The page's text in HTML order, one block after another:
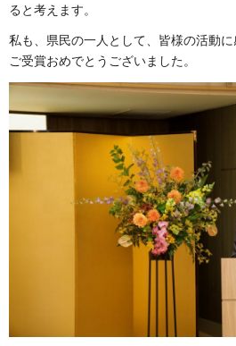
ると考えます。
私も、県民の一人として、皆様の活動に
ご受賞おめでとうございました。